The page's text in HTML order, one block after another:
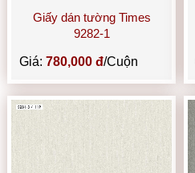
Giấy dán tường Times
9282-1
Giá:780,000 đ/Cuộn